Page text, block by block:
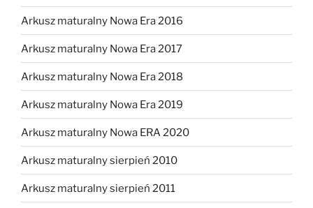
Arkusz maturalny Nowa Era 2016
Arkusz maturalny Nowa Era 2017
Arkusz maturalny Nowa Era 2018
Arkusz maturalny Nowa Era 2019
Arkusz maturalny Nowa ERA 2020
Arkusz maturalny sierpień 2010
Arkusz maturalny sierpień 2011